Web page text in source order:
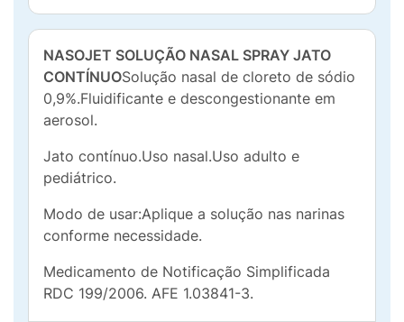
NASOJET SOLUÇÃO NASAL SPRAY JATO
CONTÍNUOSolução nasal de cloreto de sódio
0,9%.Fluidificante e descongestionante em
aerosol.
Jato contínuo.Uso nasal.Uso adulto e
pediátrico.
Modo de usar:Aplique a solução nas narinas
conforme necessidade.
Medicamento de Notificação Simplificada
RDC 199/2006. AFE 1.03841-3.